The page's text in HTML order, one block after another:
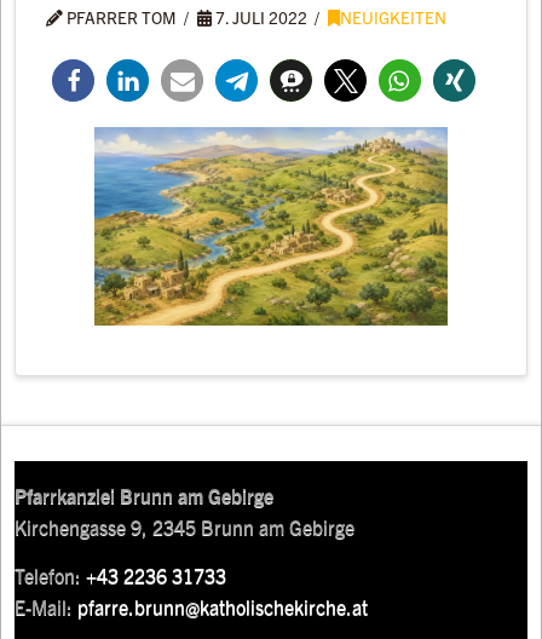
PFARRER TOM 7. JULI 2022 NEUIGKEITEN
Pfarrkanzlei Brunn am Gebirge
Kirchengasse 9, 2345 Brunn am Gebirge
Telefon:+43 2236 31733
E-Mail: pfarre.brunn@katholischekirche.at